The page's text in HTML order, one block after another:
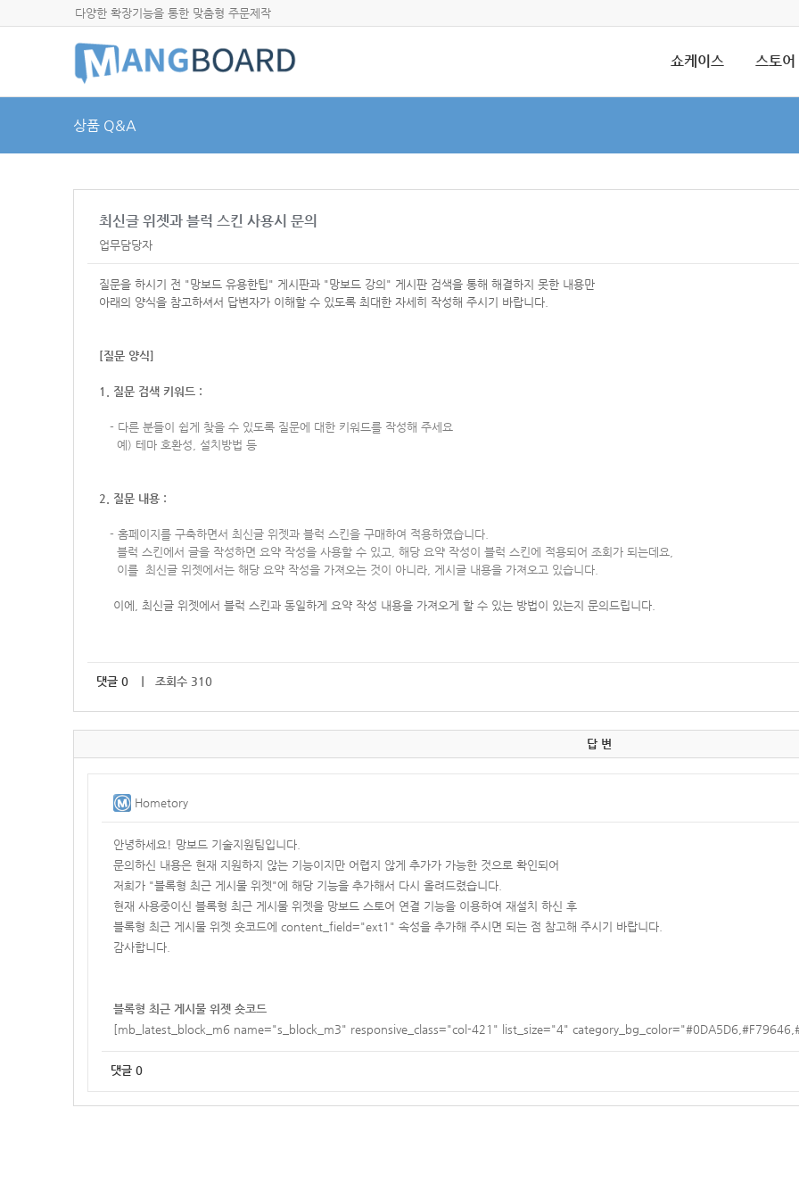
다양한 확장기능을 통한 맞춤형 주문제작
쇼케이스 스토어
상품 Q&A
최신글 위젯과 블럭 스킨 사용시 문의
업무담당자
질문을 하시기 전 "망보드 유용한팁" 게시판과 "망보드 강의" 게시판 검색을 통해 해결하지 못한 내용만
아래의 양식을 참고하셔서 답변자가 이해할 수 있도록 최대한 자세히 작성해 주시기 바랍니다.
[질문 양식]
1. 질문 검색 키워드 :
- 다른 분들이 쉽게 찾을 수 있도록 질문에 대한 키워드를 작성해 주세요
예) 테마 호환성, 설치방법 등
2. 질문 내용 :
- 홈페이지를 구축하면서 최신글 위젯과 블럭 스킨을 구매하여 적용하였습니다.
블럭 스킨에서 글을 작성하면 요약 작성을 사용할 수 있고, 해당 요약 작성이 블럭 스킨에 적용되어 조회가 되는데요,
이를 최신글 위젯에서는 해당 요약 작성을 가져오는 것이 아니라, 게시글 내용을 가져오고 있습니다.
이에, 최신글 위젯에서 블럭 스킨과 동일하게 요약 작성 내용을 가져오게 할 수 있는 방법이 있는지 문의드립니다.
댓글 0 ｜ 조회수 310
답 변
Hometory
안녕하세요! 망보드 기술지원팀입니다.
문의하신 내용은 현재 지원하지 않는 기능이지만 어렵지 않게 추가가 가능한 것으로 확인되어
저희가 "블록형 최근 게시물 위젯"에 해당 기능을 추가해서 다시 올려드렸습니다.
현재 사용중이신 블록형 최근 게시물 위젯을 망보드 스토어 연결 기능을 이용하여 재설치 하신 후
블록형 최근 게시물 위젯 숏코드에 content_field="ext1" 속성을 추가해 주시면 되는 점 참고해 주시기 바랍니다.
감사합니다.
블록형 최근 게시물 위젯 숏코드
[mb_latest_block_m6 name="s_block_m3" responsive_class="col-421" list_size="4"
댓글 0